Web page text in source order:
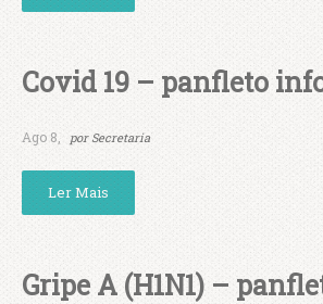
Covid 19 – panfleto
Ago 8, por Secretaria
Ler Mais
Gripe A (H1N1) –